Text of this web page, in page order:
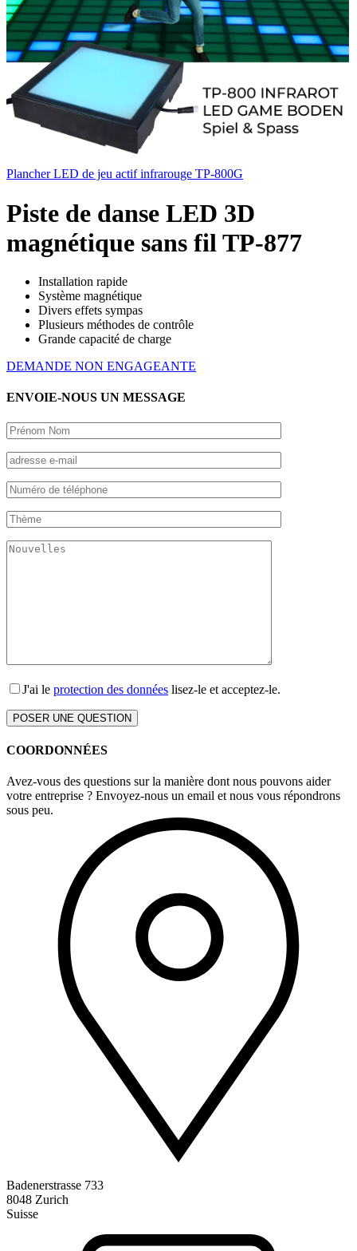
Plancher LED de jeu actif infrarouge TP-800G
Piste de danse LED 3D
magnétique sans fil TP-877
Installation rapide
Système magnétique
Divers effets sympas
Plusieurs méthodes de contrôle
Grande capacité de charge
DEMANDE NON ENGAGEANTE
ENVOIE-NOUS UN MESSAGE
J'ai le protection des données lisez-le et acceptez-le.
COORDONNÉES
Avez-vous des questions sur la manière dont nous pouvons aider
votre entreprise ? Envoyez-nous un email et nous vous répondrons
sous peu.
Badenerstrasse 733
8048 Zurich
Suisse